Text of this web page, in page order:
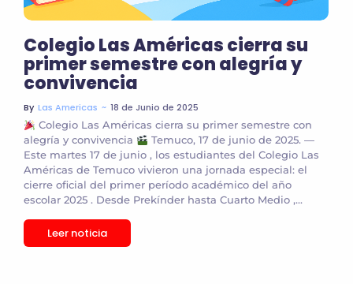
Colegio Las Américas cierra su
primer semestre con alegría y
convivencia
By Las Americas ~ 18 de Junio de 2025
Colegio Las Américas cierra su primer semestre con
alegría y convivencia
Temuco, 17 de junio de 2025. —
Este martes 17 de junio , los estudiantes del Colegio Las
Américas de Temuco vivieron una jornada especial: el
cierre oficial del primer período académico del año
escolar 2025 . Desde Prekínder hasta Cuarto Medio ,...
Leer noticia